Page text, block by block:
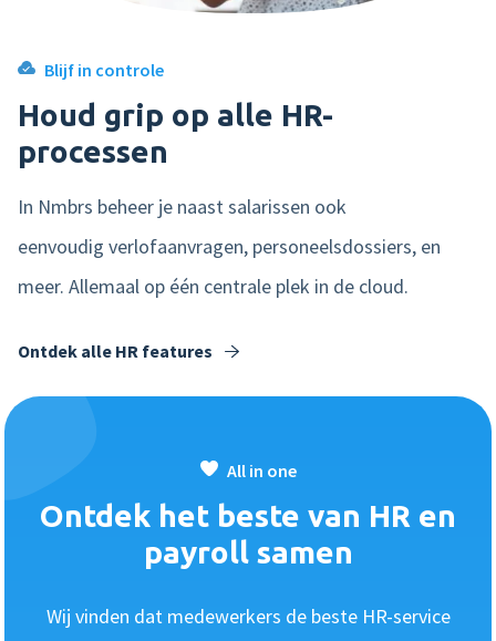
Blijf in controle
Houd grip op alle HR-
processen
In Nmbrs beheer je naast salarissen ook
eenvoudig verlofaanvragen, personeelsdossiers, en
meer. Allemaal op één centrale plek in de cloud.
Ontdek alle HR features
All in one
Ontdek het beste van HR en
payroll samen
Wij vinden dat medewerkers de beste HR-service